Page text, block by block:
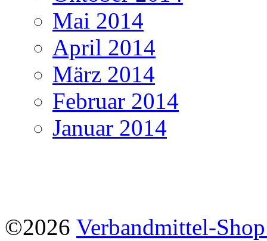
Mai 2014
April 2014
März 2014
Februar 2014
Januar 2014
©2026 Verbandmittel-